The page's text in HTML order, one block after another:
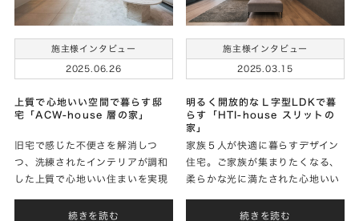
施主様インタビュー
2025.06.26
上質で心地いい空間で暮らす邸
宅「ACW-house 層の家」
旧宅で感じた不便さを解消しつ
つ、洗練されたインテリアが調和
した上質で心地いい住まいを実現
お聞きしました。
続きを読む
施主様インタビュー
2025.03.15
明るく開放的なＬ字型LDKで暮
らす「HTI-house スリットの
家」
家族５人が快適に暮らすデザイン
住宅。ご家族が集まりたくなる、
柔らかな光に満たされた心地いい
りのお話をお聞きしました。
続きを読む